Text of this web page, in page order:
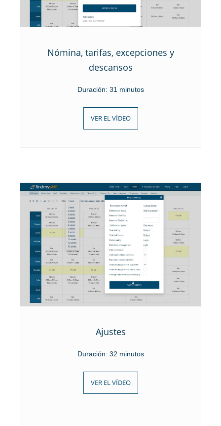
Nómina, tarifas, excepciones y
descansos
Duración: 31 minutos
VER EL VÍDEO
Ajustes
Duración: 32 minutos
VER EL VÍDEO